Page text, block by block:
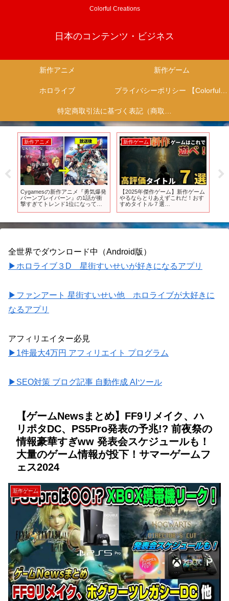
Colorful Creations
日本のコンテンツ・ビジネス
新作アニメ 新作ゲーム
ホロライブ プライバシーポリシー 【Colorful Creation】
特定商取引法に基づく表記（商取引に関する開示）
新作アニメ
Cygamesの新作アニメ『勇気爆発
バーンブレイバーン』の1話が衝
撃すぎてトレンド1位になってし
新作ゲーム
【2025年傑作ゲーム】新作ゲーム
やるならとりあえずこれだ！おす
すめタイトル７選
全世界でダウンロード中（Android版）
▶ホロライブ３D 星街すいせいが好きになるアプリ
▶ファンアート 星街すいせい他 ホロライブが大好きに
なるアプリ
アフィリエイター必見
▶1件最大4万円 アフィリエイト プログラム
▶SEO対策 ブログ記事 自動作成 AIツール
【ゲームNewsまとめ】FF9リメイク、ハ
リポタDC、PS5Pro発表の予兆!? 前夜祭の
情報豪華すぎww 発表会スケジュールも！
大量のゲーム情報が投下！サマーゲームフ
ェス2024
新作ゲーム